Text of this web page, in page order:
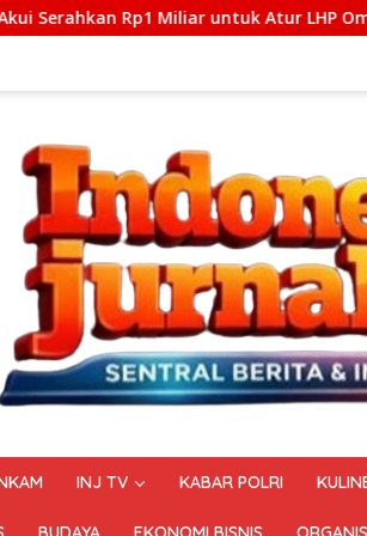
untuk Atur LHP Ombudsman RI
INJ TV KABAR POLRI